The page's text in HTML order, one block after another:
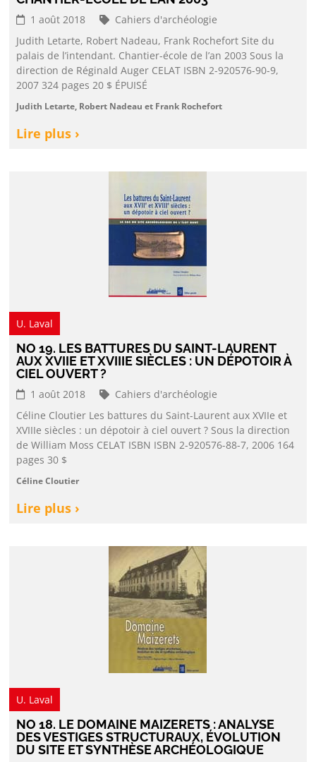
1 août 2018
Cahiers d'archéologie
Judith Letarte, Robert Nadeau, Frank Rochefort Site du
palais de l’intendant. Chantier-école de l’an 2003 Sous la
direction de Réginald Auger CELAT ISBN 2-920576-90-9,
2007 324 pages 20 $ ÉPUISÉ
Judith Letarte, Robert Nadeau et Frank Rochefort
Lire plus ›
U. Laval
NO 19. LES BATTURES DU SAINT-LAURENT
AUX XVIIE ET XVIIIE SIÈCLES : UN DÉPOTOIR À
CIEL OUVERT ?
1 août 2018
Cahiers d'archéologie
Céline Cloutier Les battures du Saint-Laurent aux XVIIe et
XVIIIe siècles : un dépotoir à ciel ouvert ? Sous la direction
de William Moss CELAT ISBN ISBN 2-920576-88-7, 2006 164
pages 30 $
Céline Cloutier
Lire plus ›
U. Laval
NO 18. LE DOMAINE MAIZERETS : ANALYSE
DES VESTIGES STRUCTURAUX, ÉVOLUTION
DU SITE ET SYNTHÈSE ARCHÉOLOGIQUE